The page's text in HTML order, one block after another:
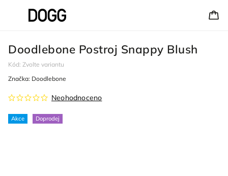
Doodlebone Postroj Snappy Blush
Kód: Zvolte variantu
Akce Doprodej
Neohodnoceno
Značka: Doodlebone